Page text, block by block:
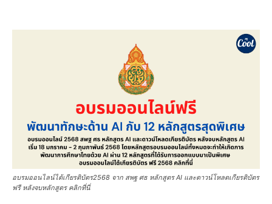
อบรมออนไลน์ได้เกียรติบัตร2568 จาก สพฐ ศธ หลักสูตร AI และดาวน์โหลดเกียรติบัตร
ฟรี หลังจบหลักสูตร คลิกที่นี่